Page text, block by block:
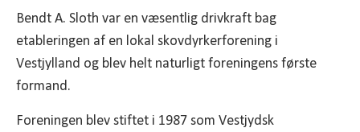
Bendt A. Sloth var en væsentlig drivkraft bag
etableringen af en lokal skovdyrkerforening i
Vestjylland og blev helt naturligt foreningens første
formand.
Foreningen blev stiftet i 1987 som Vestjydsk